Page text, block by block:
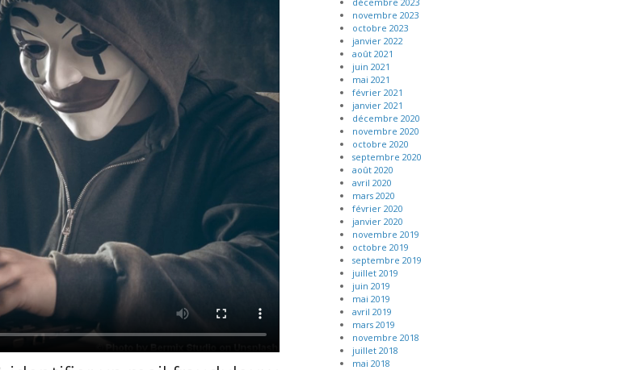
novembre 2023
octobre 2023
janvier 2022
août 2021
juin 2021
mai 2021
février 2021
janvier 2021
décembre 2020
novembre 2020
octobre 2020
septembre 2020
août 2020
avril 2020
mars 2020
février 2020
janvier 2020
novembre 2019
octobre 2019
septembre 2019
juillet 2019
juin 2019
mai 2019
avril 2019
mars 2019
novembre 2018
juillet 2018
mai 2018